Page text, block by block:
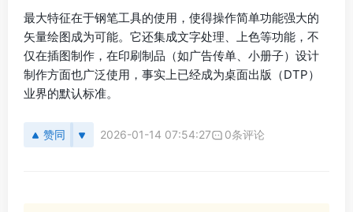
最大特征在于钢笔工具的使用，使得操作简单功能强大的
矢量绘图成为可能。它还集成文字处理、上色等功能，不
仅在插图制作，在印刷制品（如广告传单、小册子）设计
制作方面也广泛使用，事实上已经成为桌面出版（DTP）
业界的默认标准。
赞同 2026-01-14 07:54:27 0条评论